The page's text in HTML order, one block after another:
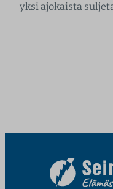
yksi ajokaista